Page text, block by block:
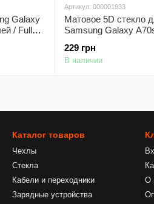
Galaxy
/ Full
Артикул: 000001933
Матовое 5D стекло
Samsung Galaxy
229 грн
В наличии
Каталог товаров
Чехлы
Стекла
Кабели и переходники
Зарядные устройства
О